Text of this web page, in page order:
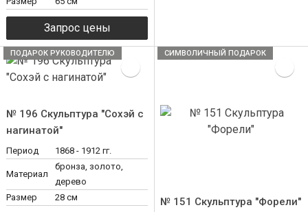
№ 196 Скульптура "Сохэй с
нагинатой"
Период 1868 - 1912 гг.
Материал
бронза, золото,
дерево
Размер
28 см
ПОДАРОК РУКОВОДИТЕЛЮ
№ 151 Скульптура "Форели"
СИМВОЛИЧНЫЙ ПОДАРОК